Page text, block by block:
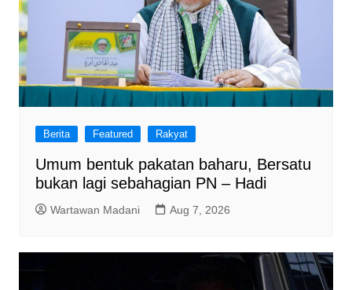
Berita Featured Rakyat
Umum bentuk pakatan baharu, Bersatu
bukan lagi sebahagian PN – Hadi
Wartawan Madani Aug 7, 2026